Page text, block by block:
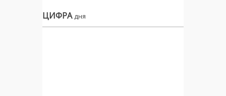
ЦИФРА дня